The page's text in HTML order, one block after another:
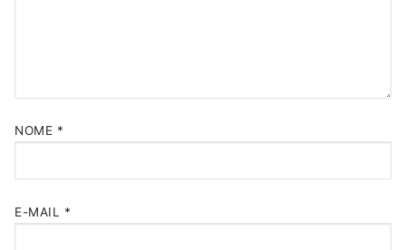
NOME *
E-MAIL *